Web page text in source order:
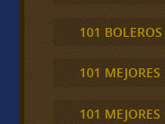
101 BOLEROS
101 MEJORES
101